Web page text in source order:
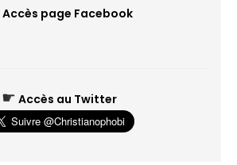
Accès page Facebook
☛ Accès au Twitter